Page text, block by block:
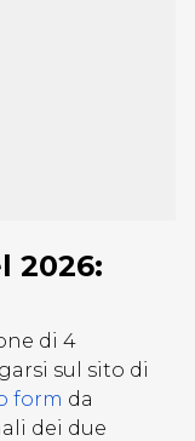
2026:
di 4
sul sito di
form da
dei due